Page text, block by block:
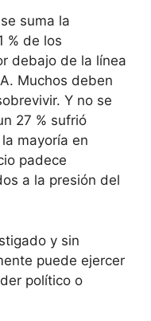
suma la
% de los
debajo de la línea
Muchos deben
Y no se
27 % sufrió
mayoría en
padece
a la presión del
y sin
puede ejercer
político o